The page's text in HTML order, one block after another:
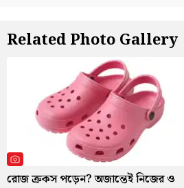
Related Photo Gallery
রোজ ক্রকস পড়েন? অজান্তেই নিজের ও